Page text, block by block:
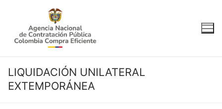
contenido
LIQUIDACIÓN UNILATERAL
EXTEMPORÁNEA